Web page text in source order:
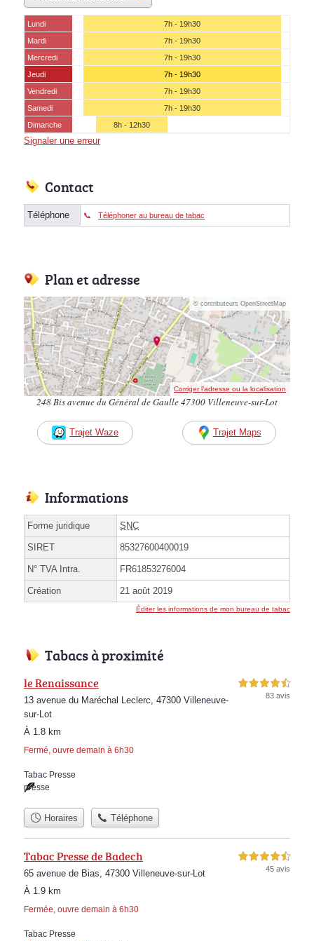
Lundi
7h - 19h30
Mardi
7h - 19h30
Mercredi
7h - 19h30
Jeudi
7h - 19h30
Vendredi
7h - 19h30
Samedi
7h - 19h30
Dimanche
8h - 12h30
Signaler une erreur
Contact
Téléphone Téléphoner au bureau de tabac
Plan et adresse
© contributeurs OpenStreetMap
Corriger l’adresse ou la localisation
248 Bis avenue du Général de Gaulle 47300 Villeneuve-sur-Lot
Trajet Waze Trajet Maps
Informations
Forme juridique SNC
SIRET 85327600400019
N° TVA Intra. FR61853276004
Création 21 août 2019
Éditer les informations de mon bureau de tabac
Tabacs à proximité
le Renaissance
13 avenue du Maréchal Leclerc, 47300 Villeneuve-
sur-Lot
À 1.8 km
Fermé, ouvre demain à 6h30
4,5 étoiles sur 5
83 avis
Tabac Presse
presse
Horaires Téléphone
Tabac Presse de Badech
65 avenue de Bias, 47300 Villeneuve-sur-Lot
À 1.9 km
Fermée, ouvre demain à 6h30
4,5 étoiles sur 5
45 avis
Tabac Presse